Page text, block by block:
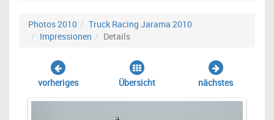
Photos 2010
Truck Racing Jarama 2010
Impressionen
Details
vorheriges Übersicht nächstes